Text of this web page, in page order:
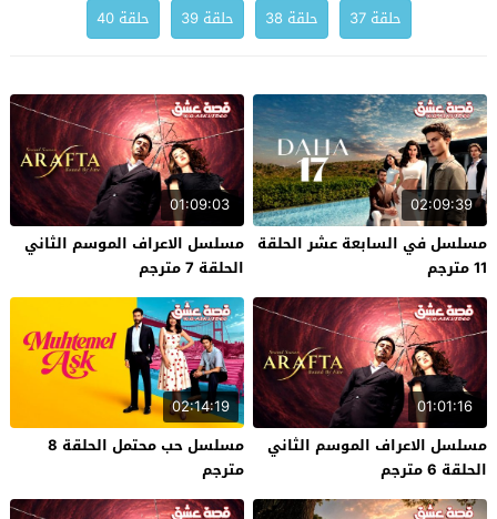
حلقة 37
حلقة 38 حلقة 39 حلقة 40
02:09:39
مسلسل في السابعة عشر الحلقة
11 مترجم
01:09:03
مسلسل الاعراف الموسم الثاني
الحلقة 7 مترجم
01:01:16
مسلسل الاعراف الموسم الثاني
الحلقة 6 مترجم
02:14:19
مسلسل حب محتمل الحلقة 8
مترجم